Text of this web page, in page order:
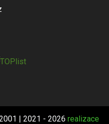
| 2021 - 2026 realizace